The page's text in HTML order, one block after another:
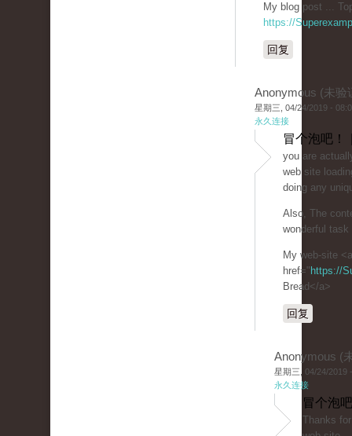
My blog post ...
https://
回复
Anonymous (未验
星期三, 04/24/2019 -
永久连接
冒个泡吧！
you are
web site
doing any
Also, The
wonderful
My web-site <a
href=" https://
Bread</a>
回复
Anonymous (
星期三, 04/24/2019
永久连接
冒个泡
Thanks